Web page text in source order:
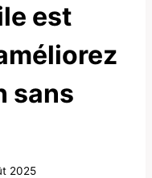
est
sans
2025